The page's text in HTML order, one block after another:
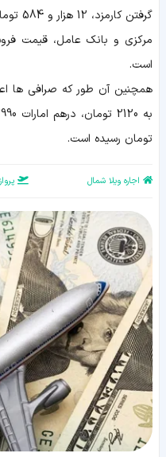
است.
همچنین آن طور که صرافی ها
تومان رسیده است.
اجاره ویلا شمال